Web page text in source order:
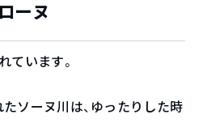
ーヌ
ています。
ソーヌ川は、ゆったりした時